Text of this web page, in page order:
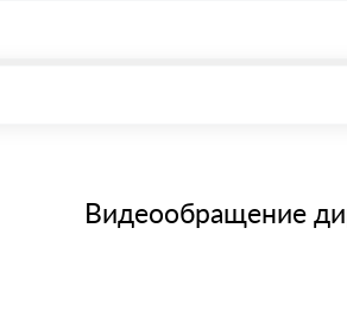
через системы электронных
банковским картам
материала после проверки качества и
Видеообращение